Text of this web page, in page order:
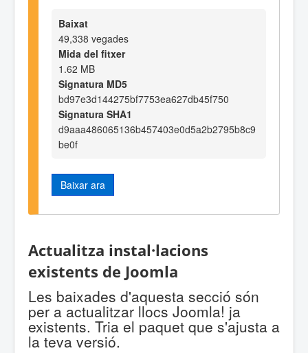
Baixat
49,338 vegades
Mida del fitxer
1.62 MB
Signatura MD5
bd97e3d144275bf7753ea627db45f750
Signatura SHA1
d9aaa486065136b457403e0d5a2b2795b8c9
be0f
Baixar ara
Actualitza instal·lacions
existents de Joomla
Les baixades d'aquesta secció són
per a actualitzar llocs Joomla! ja
existents. Tria el paquet que s'ajusta a
la teva versió.